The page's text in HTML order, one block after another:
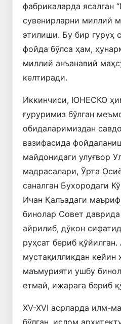
фабрикаларда ясалган
сувенирларни миллий
этилиши. Бу бир гуруҳ
фойда бўлса ҳам,
миллий анъанавий
келтиради.
Иккинчиси, ЮНЕСКО
ғуруримиз бўлган
обидаларимиздан
вазифасида
майдонидаги улуғвор
мадрасалари, Ўрта
саналган Бухородаги
Ичан Қалъадаги
бинолар Совет
айрилиб, дўкон
руҳсат бериб
мустақилликдан кейин
маъмурияти ушбу
етмай, ижарага бериб
XV-XVI асрларда илм-
бўлган, ислом